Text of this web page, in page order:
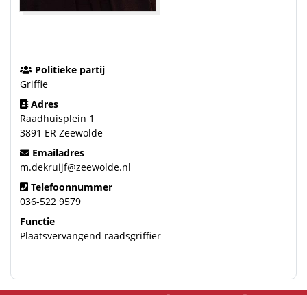
Politieke partij
Griffie
Adres
Raadhuisplein 1
3891 ER Zeewolde
Emailadres
m.dekruijf@zeewolde.nl
Telefoonnummer
036-522 9579
Functie
Plaatsvervangend raadsgriffier